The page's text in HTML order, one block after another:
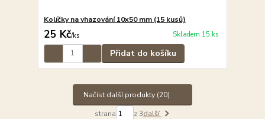
Kolíčky na vhazování 10x50 mm (15 kusů)
25 Kč/ks Skladem 15 ks
Přidat do košíku
Načíst další produkty (20)
strana z 3další